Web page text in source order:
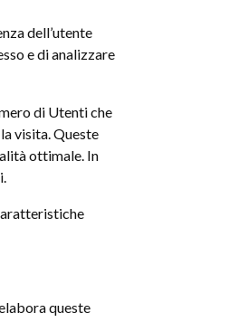
dell’utente
e di analizzare
di Utenti che
visita. Queste
ottimale. In
queste